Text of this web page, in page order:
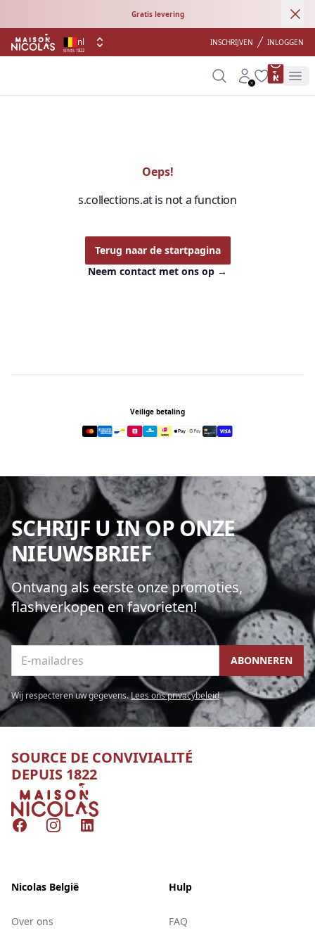
Gratis levering
sinds 1822
nl INSCHRIJVEN INLOGGEN
SearchAccount
Wishlist
Oeps!
s.collections.at is not a function
Terug naar de startpagina
Neem contact met ons op →
Veilige betaling
SCHRIJF U IN OP ONZE
NIEUWSBRIEF
Ontvang als eerste onze promoties,
flashverkopen en favorieten!
E-mailadres ABONNEREN
Wij respecteren uw gegevens.Lees ons privacybeleid.
SOURCE DE CONVIVIALITÉ
DEPUIS 1822
Nicolas
FacebookInstagramLinkedIn
Nicolas België
Over ons
Hulp
FAQ